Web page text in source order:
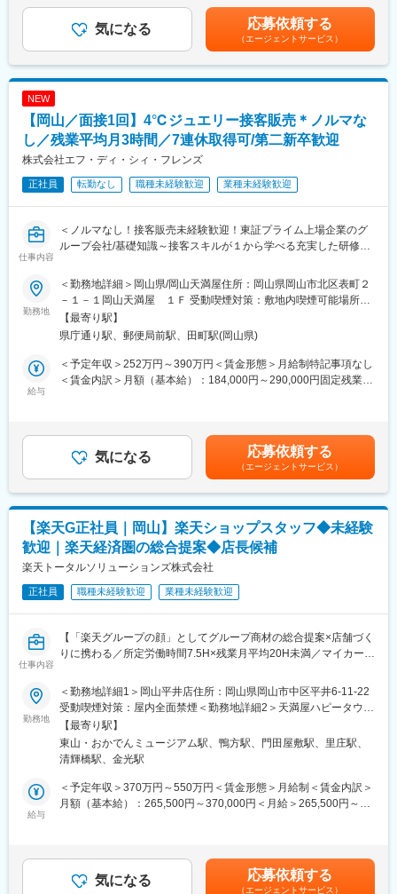
制度』あり
（2）ベルパークは東証スタンダード上場企業。全国に300店以上
の店舗を展開し、安定した経営基盤を誇ります。研修体制も充
★スキルアップが叶えられる★
年4回の「ソフトバンク認定資格試験」で資格を取得したら、最高
月額8万円（年額96万円）の資格手当を追加支給！
※試験の合格率は87.6％
こちらもご覧ください！（実際に活躍する社員のインタビューも
ございます！）
● 接客・販売
● コーディネート提案
● 商品企画提案
● 販売戦略・企画
● シフト管理
職場復帰率も高いです。
〇平均残業時間は月約4時間
〇昇給・昇格機会は月1回の上長面談であり、フラットな評価制度
■キャリアパス：
経験やスキルに応じて、将来的には商品の企画などもお任せした
他、販売やVMDに特化したトレーニングマネージャーなどの可能
性もございます。
層をターゲットに店舗展開を行い、一定の集客と売上が見込める
モール（イオンモール・ららぽーと等）にも店舗を展開していま
す。まだまだ成長途中の企業ですので、自身のスキルに応じて本
リア設計が構築可能です。
■当社の特徴：
〇「プチプラショップ（お手頃価格でかわいい洋服）」をコンセ
プトに、郊外型店舗を展開しています。20代から30代の方を対象
に、「カジュアル・ガーリー」な品揃えを中心に、大人の女性向
けの「ベーシック」なブランドも展開しており、幅広い年齢層の
方々から支持をいただいています。例）ティーンズや40代以上の
女性も。
〇今後も複数のエリアに進出予定です。集客力のあるモールを中
変更の範囲：会社の定める業務
無＞有＜残業手当＞有＜給与補足＞■昇給：月1回■業績手当て実
績：年2回（3月/9月支給）賃金はあくまでも目安の金額であり、
選考を通じて上下する可能性があります。月給(月額)は固定手当を
含めた表記です。
気になる 応募依頼する
（エージェントサービス）
NEW
【岡山／面接1回】4℃ジュエリー接客販売＊ノルマな
し／残業平均月3時間／7連休取得可/第二新卒歓迎
株式会社エフ・ディ・シィ・フレンズ
正社員 転勤なし 職種未経験歓迎 業種未経験歓迎
仕事内容
＜ノルマなし！接客販売未経験歓迎！東証プライム上場企業のグ
ループ会社/基礎知識～接客スキルが１から学べる充実した研修制
フバランスも整えられます>
■業務内容：【変更の範囲：会社の定める業務】
以下の業務をお任せします。
・接客、販売
・ラッピング
・会計
※F.D.C. FRIENDSのファッションアドバイザーは「コンサルティ
ングセールス」と呼ばれる独自の接客スタイルで、お客さまと向
き合いお客様との信頼関係を築くことを大切にしています。
＜前職例＞
事務、営業、総務、アパレル、ホテル、サービス業、飲食店、化
粧品販売、ウェディングプランナーなど、様々な経歴の社員が活
躍しています！
■教育制度
店舗配属後は、専属の先輩社員がシスター（※）としてマンツーマ
ンで実務をサポートするのでご安心ください。
◆基礎知識…ビジネスマナー、ジュエリーの基礎知識
客
◆会話／提案力…ホスピタリティマインドの育成、洞察力／アプ
ローチ力向上、共感表現など
※「シスター・ブラザー制度」…年次の近い先輩社員がスタッフに
合わせた教育・実務のサポートをいたします
■キャリアアップ
エフ・ディ・シィ・フレンズには、スキルや経験を活かせる様々
「後輩指導」「接客のスキルアップ」「店舗マネジメント」な
勤務地
＜勤務地詳細＞岡山県/岡山天満屋住所：岡山県岡山市北区表町２
－１－１岡山天満屋 １Ｆ 受動喫煙対策：敷地内喫煙可能場所あ
り変更の範囲：会社の定める事業所
【最寄り駅】
県庁通り駅、郵便局前駅、田町駅(岡山県)
給与
＜予定年収＞252万円～390万円＜賃金形態＞月給制特記事項なし
＜賃金内訳＞月額（基本給）：184,000円～290,000円固定残業手
給与補足＞・経験・能力を考慮の上、当社規定により決定。※上記
とは別に下記も支給あり・賞与：年2回（7月・12月）決算賞与有
り（業績によって）■社員の年収例年収336万円／入社5年目・28
歳・店長（月給24万3060円＋各種手当＋賞与）賃金はあくまでも
目安の金額であり、選考を通じて上下する可能性があります。月
給(月額)は固定手当を含めた表記です。
気になる 応募依頼する
（エージェントサービス）
【楽天G正社員｜岡山】楽天ショップスタッフ◆未経験
歓迎｜楽天経済圏の総合提案◆店長候補
楽天トータルソリューションズ株式会社
正社員 職種未経験歓迎 業種未経験歓迎
仕事内容
【「楽天グループの顔」としてグループ商材の総合提案×店舗づく
りに携わる／所定労働時間7.5H×残業月平均20H未満／マイカー通
楽天モバイルショップに来店されるお客様へ、楽天経済圏の幅広
いサービスを総合的にご提案します。
単なる携帯販売ではなく、楽天グループ唯一の対面チャネルとし
て、お客様の生活をより豊かにするトータルサポートを行うポジ
ションです。
■具体的には：
◇お客様対応
・スマホの初期設定・データ移行サポート
・問い合わせ対応
勤務地
＜勤務地詳細1＞岡山平井店住所：岡山県岡山市中区平井6-11-22
受動喫煙対策：屋内全面禁煙＜勤務地詳細2＞天満屋ハピータウン
鴨方店住所：岡山県浅口市鴨方町六条院中2128-1 受動喫煙対策：
屋内全面禁煙変更の範囲：会社の定める事業所
【最寄り駅】
東山・おかでんミュージアム駅、鴨方駅、門田屋敷駅、里庄駅、
清輝橋駅、金光駅
給与
＜予定年収＞370万円～550万円＜賃金形態＞月給制＜賃金内訳＞
月額（基本給）：265,500円～370,000円＜月給＞265,500円～
気になる 応募依頼する
（エージェントサービス）